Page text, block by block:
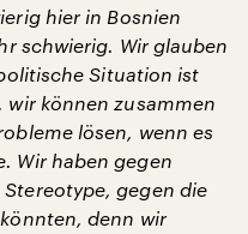
hier in Bosnien
schwierig. Wir glauben
Situation ist
können zusammen
lösen, wenn es
Wir haben gegen
gegen die
denn wir